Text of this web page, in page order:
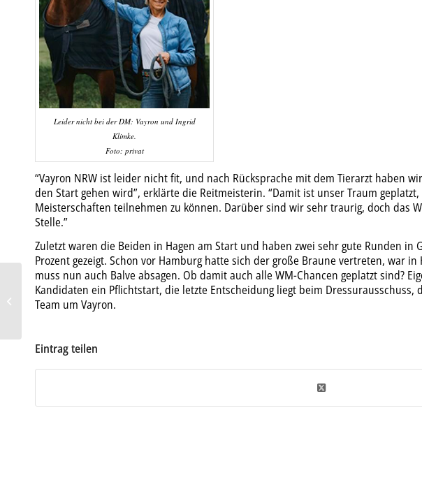
Leider nicht bei der DM: Vayron und Ingrid
Klimke.
Foto: privat
“Vayron NRW ist leider nicht fit, und nach Rücksprache mit dem Tierarzt haben
den Start gehen wird”, erklärte die Reitmeisterin. “Damit ist unser Traum
Meisterschaften teilnehmen zu können. Darüber sind wir sehr traurig, doch das
Stelle.”
Zuletzt waren die Beiden in Hagen am Start und haben zwei sehr gute Runden in
Prozent gezeigt. Schon vor Hamburg hatte sich der große Braune vertreten, war
muss nun auch Balve absagen. Ob damit auch alle WM-Chancen geplatzt sind?
Kandidaten ein Pflichtstart, die letzte Entscheidung liegt beim
Team um Vayron.
Eintrag teilen
Klassenfahrt mit Prof.
„Farri“